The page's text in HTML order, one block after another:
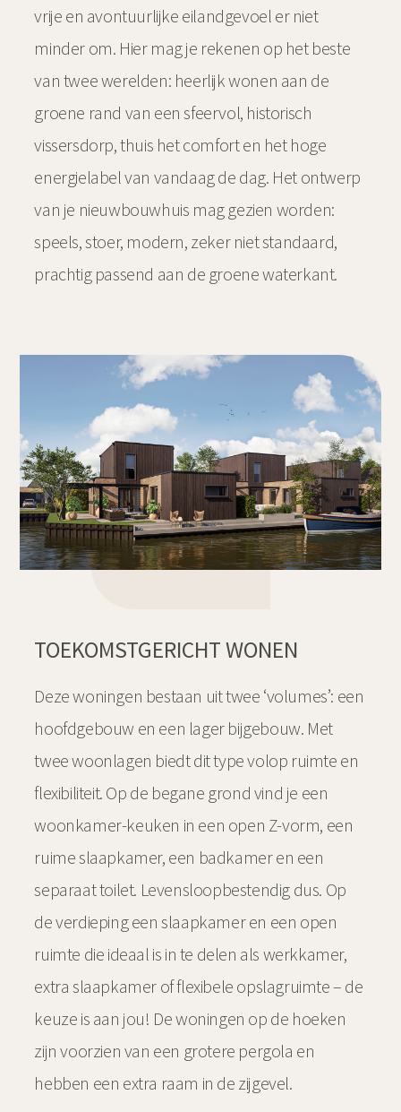
vrije en avontuurlijke eilandgevoel er niet
minder om. Hier mag je rekenen op het beste
van twee werelden: heerlijk wonen aan de
groene rand van een sfeervol, historisch
vissersdorp, thuis het comfort en het hoge
energielabel van vandaag de dag. Het ontwerp
van je nieuwbouwhuis mag gezien worden:
speels, stoer, modern, zeker niet standaard,
prachtig passend aan de groene waterkant.
TOEKOMSTGERICHT WONEN
Deze woningen bestaan uit twee ‘volumes’: een
hoofdgebouw en een lager bijgebouw. Met
twee woonlagen biedt dit type volop ruimte en
flexibiliteit. Op de begane grond vind je een
woonkamer-keuken in een open Z-vorm, een
ruime slaapkamer, een badkamer en een
separaat toilet. Levensloopbestendig dus. Op
de verdieping een slaapkamer en een open
ruimte die ideaal is in te delen als werkkamer,
extra slaapkamer of flexibele opslagruimte – de
keuze is aan jou! De woningen op de hoeken
zijn voorzien van een grotere pergola en
hebben een extra raam in de zijgevel.